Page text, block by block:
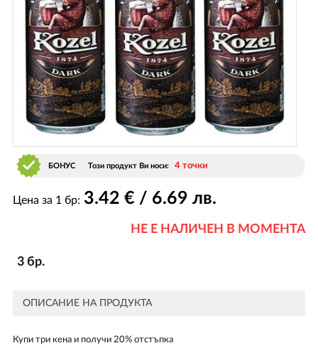
БОНУС Този продукт Ви носи: 4 точки
Цена за 1 бр: 3.42 € / 6.69 лв.
НЕ Е НАЛИЧЕН В МОМЕНТА
3 бр.
ОПИСАНИЕ НА ПРОДУКТА
Купи три кена и получи 20% отстъпка